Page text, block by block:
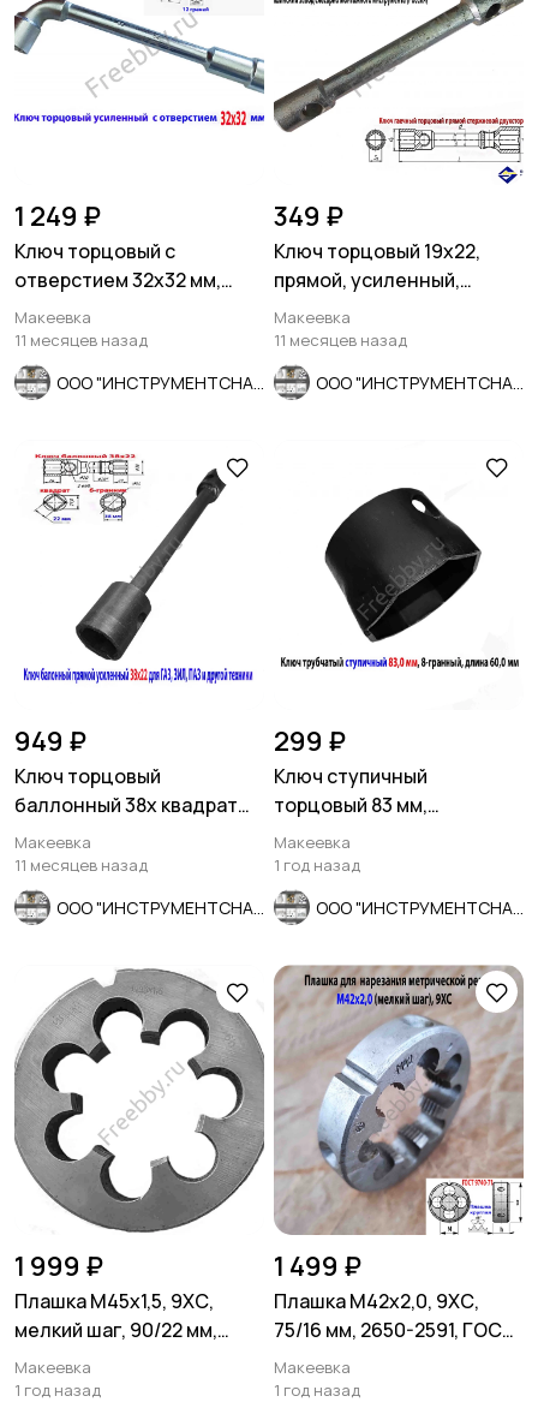
1 249 ₽
Ключ торцовый с
отверстием 32х32 мм,
усил, L-образ, 2-х сторон,
Cr-V.
Макеевка
11 месяцев назад
349 ₽
Ключ торцовый 19х22,
прямой, усиленный,
стержневой, КЗСМИ,
Россия.
Макеевка
11 месяцев назад
949 ₽
Ключ торцовый
баллонный 38х квадрат
22, прямой, для ГАЗ, ЗИЛ,
ПАЗ.
Макеевка
11 месяцев назад
299 ₽
Ключ ступичный
торцовый 83 мм,
трубчатый, 8-гранный,
длина 60 мм, СССР
Макеевка
1 год назад
1 999 ₽
Плашка М45х1,5, 9ХС,
мелкий шаг, 90/22 мм,
ГОСТ 7740-71, сделано в
ССС
Макеевка
1 год назад
1 499 ₽
Плашка М42х2,0, 9ХС,
75/16 мм, 2650-2591, ГОСТ
7740-71, СССР.
Макеевка
1 год назад